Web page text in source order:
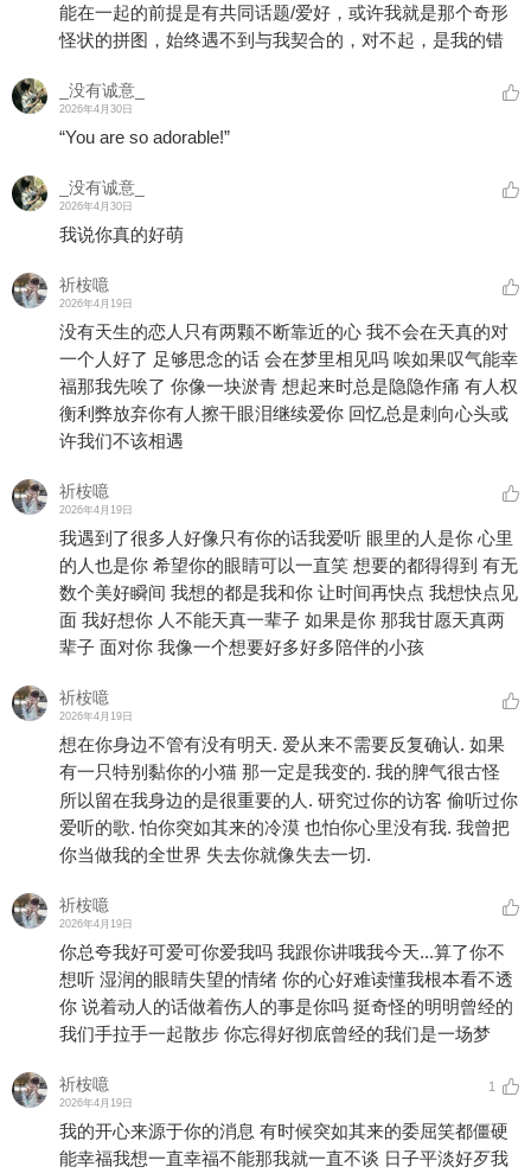
能在一起的前提是有共同话题/爱好，或许我就是那个奇形
怪状的拼图，始终遇不到与我契合的，对不起，是我的错
_没有诚意_
2026年4月30日
“You are so adorable!”
_没有诚意_
2026年4月30日
我说你真的好萌
祈桉噫
2026年4月19日
没有天生的恋人只有两颗不断靠近的心 我不会在天真的对
一个人好了 足够思念的话 会在梦里相见吗 唉如果叹气能幸
福那我先唉了 你像一块淤青 想起来时总是隐隐作痛 有人权
衡利弊放弃你有人擦干眼泪继续爱你 回忆总是刺向心头或
许我们不该相遇
祈桉噫
2026年4月19日
我遇到了很多人好像只有你的话我爱听 眼里的人是你 心里
的人也是你 希望你的眼睛可以一直笑 想要的都得得到 有无
数个美好瞬间 我想的都是我和你 让时间再快点 我想快点见
面 我好想你 人不能天真一辈子 如果是你 那我甘愿天真两
辈子 面对你 我像一个想要好多好多陪伴的小孩
祈桉噫
2026年4月19日
想在你身边不管有没有明天. 爱从来不需要反复确认. 如果
有一只特别黏你的小猫 那一定是我变的. 我的脾气很古怪
所以留在我身边的是很重要的人. 研究过你的访客 偷听过你
爱听的歌. 怕你突如其来的冷漠 也怕你心里没有我. 我曾把
你当做我的全世界 失去你就像失去一切.
祈桉噫
2026年4月19日
你总夸我好可爱可你爱我吗 我跟你讲哦我今天...算了你不
想听 湿润的眼睛失望的情绪 你的心好难读懂我根本看不透
你 说着动人的话做着伤人的事是你吗 挺奇怪的明明曾经的
我们手拉手一起散步 你忘得好彻底曾经的我们是一场梦
祈桉噫
2026年4月19日
1
我的开心来源于你的消息 有时候突如其来的委屈笑都僵硬
能幸福我想一直幸福不能那我就一直不谈 日子平淡好歹我